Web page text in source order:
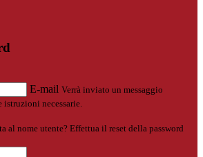
E-mail Verrà inviato un messaggio
necessarie.
al nome utente? Effettua il reset della password